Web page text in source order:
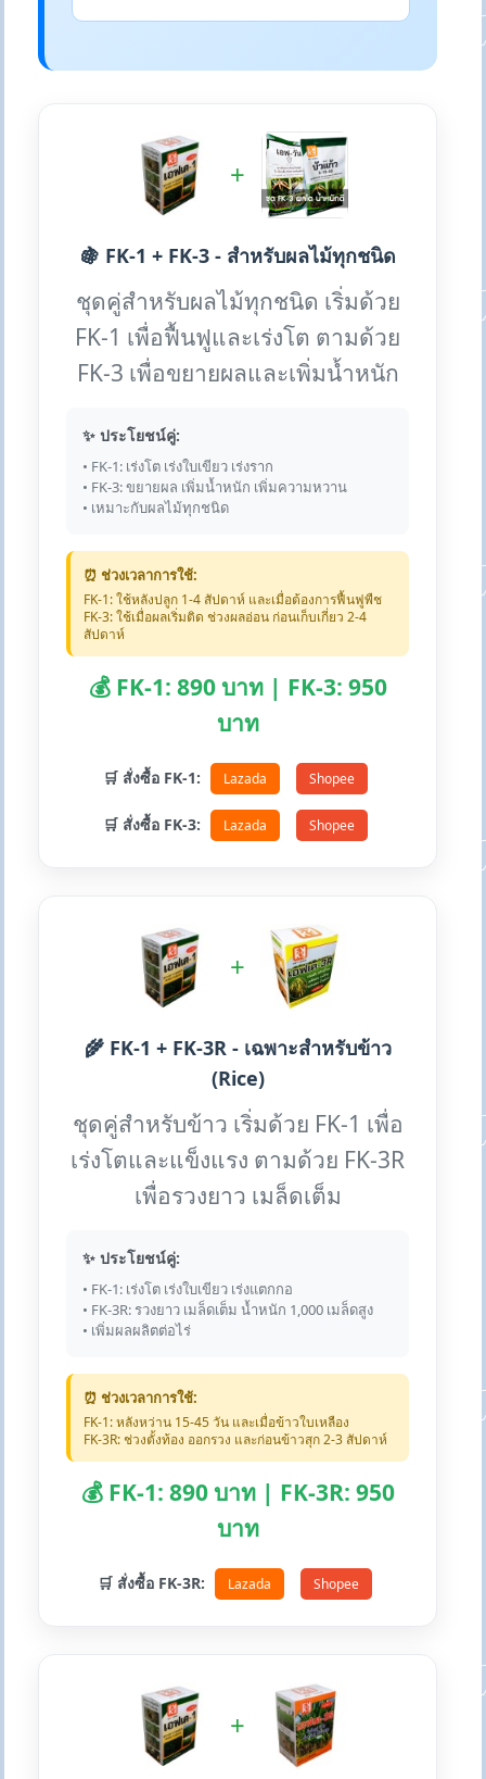
+
🍇 FK-1 + FK-3 - สำหรับผลไม้ทุกชนิด
ชุดคู่สำหรับผลไม้ทุกชนิด เริ่มด้วย
FK-1 เพื่อฟื้นฟูและเร่งโต ตามด้วย
FK-3 เพื่อขยายผลและเพิ่มน้ำหนัก
✨ ประโยชน์คู่:
• FK-1: เร่งโต เร่งใบเขียว เร่งราก
• FK-3: ขยายผล เพิ่มน้ำหนัก เพิ่มความหวาน
• เหมาะกับผลไม้ทุกชนิด
⏰ ช่วงเวลาการใช้:
FK-1: ใช้หลังปลูก 1-4 สัปดาห์ และเมื่อต้องการฟื้นฟูพืช
FK-3: ใช้เมื่อผลเริ่มติด ช่วงผลอ่อน ก่อนเก็บเกี่ยว 2-4
สัปดาห์
💰 FK-1: 890 บาท | FK-3: 950
บาท
🛒 สั่งซื้อ FK-1: Lazada Shopee
🛒 สั่งซื้อ FK-3: Lazada Shopee
+
🌾 FK-1 + FK-3R - เฉพาะสำหรับข้าว
(Rice)
ชุดคู่สำหรับข้าว เริ่มด้วย FK-1 เพื่อ
เร่งโตและแข็งแรง ตามด้วย FK-3R
เพื่อรวงยาว เมล็ดเต็ม
✨ ประโยชน์คู่:
• FK-1: เร่งโต เร่งใบเขียว เร่งแตกกอ
• FK-3R: รวงยาว เมล็ดเต็ม น้ำหนัก 1,000 เมล็ดสูง
• เพิ่มผลผลิตต่อไร่
⏰ ช่วงเวลาการใช้:
FK-1: หลังหว่าน 15-45 วัน และเมื่อข้าวใบเหลือง
FK-3R: ช่วงตั้งท้อง ออกรวง และก่อนข้าวสุก 2-3 สัปดาห์
💰 FK-1: 890 บาท | FK-3R: 950
บาท
🛒 สั่งซื้อ FK-3R: Lazada Shopee
+